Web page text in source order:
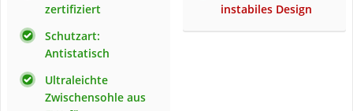
zertifiziert
Schutzart:
Antistatisch
Ultraleichte
Zwischensohle aus
instabiles Design